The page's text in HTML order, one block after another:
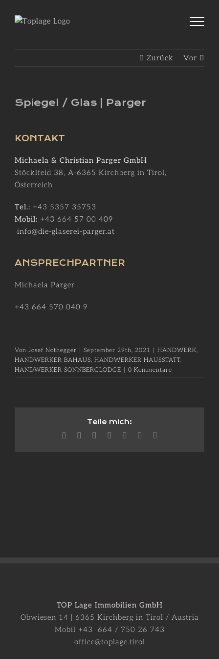
Inhalt
Zurück Vor
Spiegel / Glas | Parger
KONTAKT
Michaela & Christian Parger GmbH
Stöcklfeld 38, A-6365 Kirchberg in Tirol,
Österreich
Tel.: +43 5357 35753
Mobil: +43 664 57 00 409
info@die-glaserei-parger.at
ANSPRECHPARTNER
Michaela Parger
+43 664 570 040 9
Von Josef Nothegger September 29th, 2021 HANDWERK,
HANDWERKER BAHAUS, HANDWERKER HAUSSTATT,
HANDWERKER SONNBERGLODGE
0 Kommentare
Teile mich:
Facebook RedditLinkedInWhatsApp
Pinterest
TOP Lage Immobilien GmbH
Obwiesen 14 | 6365 Kirchberg in Tirol / Austria
Mobil +43 664 / 750 26 743
office@toplage.tirol